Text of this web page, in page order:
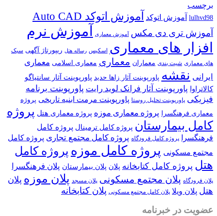
برچسب
lulhvd98 آموزش اتوکد آموزش اتوکد Auto CAD
آموزش تری دی مکس آموزش معماری
آموزش نرم
افزار های معماری اسکیس رساله هتل ریپورتاژ آگهی سبک
های معماری شیت بندی معماران معماری معماری اسلامی معماری
ایرانی نقشه پاورپوینت آثار زاها حدید پاورپوینت آثار سانتیاگو
کالاتراوا پاورپوینت آثار فرانک لوید رایت پاورپوینت برنامه
فیزیکی پاورپوینت تحلیل روستا پاورپوینت مرمت ابنیه تاریخی پروژه
معماری فرهنگسرا پروژه معماری موزه پروژه معماری هتل پروژه
کامل بیمارستان پروژه کامل ترمینال پروژه کامل
فرهنگسرا
پروژه کامل فرودگاه پروژه کامل مجتمع تجاری پروژه کامل
مجتمع مسکونی پروژه کامل موزه پروژه کامل
هتل پروژه کامل کتابخانه پلان پلان بیمارستان پلان فرهنگسرا
پلان فرودگاه پلان مجتمع مسکونی پلان مسجد پلان موزه پلان
هتل پلان ویلا پلان کامل مجتمع مسکونی پلان کتابخانه
عضویت در خبرنامه